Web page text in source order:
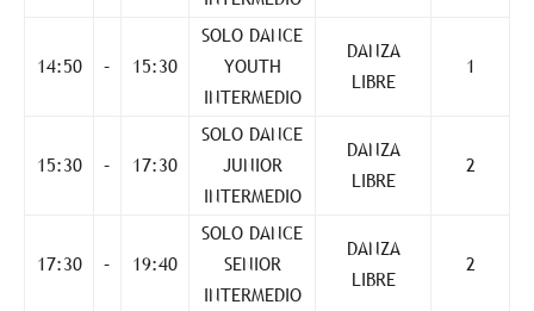
14:50 – 15:30
SOLO DANCE
YOUTH
INTERMEDIO
DANZA
LIBRE
1
15:30 – 17:30
SOLO DANCE
JUNIOR
INTERMEDIO
DANZA
LIBRE
2
17:30 – 19:40
SOLO DANCE
SENIOR
INTERMEDIO
DANZA
LIBRE
2